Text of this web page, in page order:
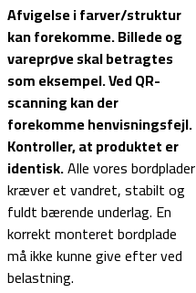
Afvigelse i farver/struktur
kan forekomme. Billede og
vareprøve skal betragtes
som eksempel.Ved QR-
scanning kan der
forekomme henvisningsfejl.
Kontroller, at produktet er
identisk.Alle vores bordplader
kræver et vandret, stabilt og
fuldt bærende underlag. En
korrekt monteret bordplade
må ikke kunne give efter ved
belastning.